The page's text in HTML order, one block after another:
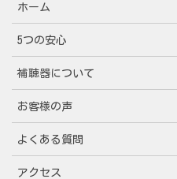
ホーム
5つの安心
補聴器について
お客様の声
よくある質問
アクセス